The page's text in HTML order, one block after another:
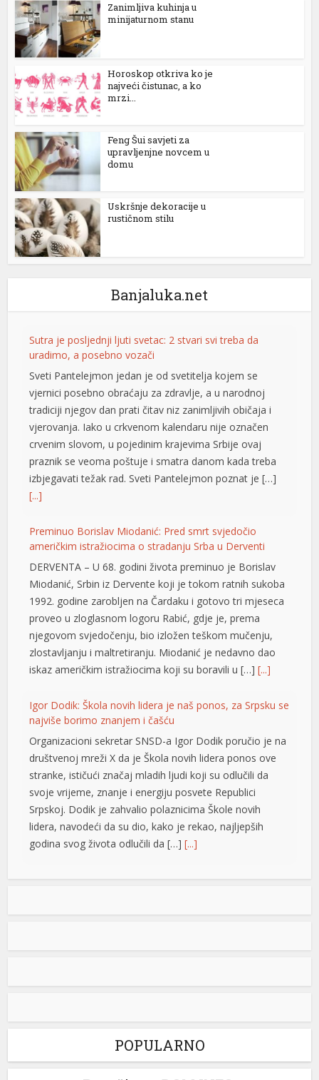
Zanimljiva kuhinja u
minijaturnom stanu
Horoskop otkriva ko je
najveći čistunac, a ko
mrzi...
Feng Šui savjeti za
upravljenjne novcem u
domu
Uskršnje dekoracije u
rustičnom stilu
Banjaluka.net
Sutra je posljednji ljuti svetac: 2 stvari svi treba da
uradimo, a posebno vozači
Sveti Pantelejmon jedan je od svetitelja kojem se
vjernici posebno obraćaju za zdravlje, a u narodnoj
tradiciji njegov dan prati čitav niz zanimljivih običaja i
vjerovanja. Iako u crkvenom kalendaru nije označen
crvenim slovom, u pojedinim krajevima Srbije ovaj
praznik se veoma poštuje i smatra danom kada treba
izbjegavati težak rad. Sveti Pantelejmon poznat je […]
[...]
Preminuo Borislav Miodanić: Pred smrt svjedočio
američkim istražiocima o stradanju Srba u Derventi
DERVENTA – U 68. godini života preminuo je Borislav
Miodanić, Srbin iz Dervente koji je tokom ratnih sukoba
1992. godine zarobljen na Čardaku i gotovo tri mjeseca
proveo u zloglasnom logoru Rabić, gdje je, prema
njegovom svjedočenju, bio izložen teškom mučenju,
zlostavljanju i maltretiranju. Miodanić je nedavno dao
iskaz američkim istražiocima koji su boravili u […][...]
Igor Dodik: Škola novih lidera je naš ponos, za Srpsku se
najviše borimo znanjem i čašću
Organizacioni sekretar SNSD-a Igor Dodik poručio je na
društvenoj mreži X da je Škola novih lidera ponos ove
stranke, ističući značaj mladih ljudi koji su odlučili da
svoje vrijeme, znanje i energiju posvete Republici
Srpskoj. Dodik je zahvalio polaznicima Škole novih
lidera, navodeći da su dio, kako je rekao, najljepših
godina svog života odlučili da […][...]
Jedna zemlja drži gotovo četvrtinu ekonomije EU: Novi
Vrijednost bruto domaćeg proizvoda (BDP) Evropske
najveća ekonomija Unije i dalje je Njemačka, čiji je BDP
ekonomije EU, pokazuju novi podaci Evrostata. Vodeće
POPULARNO